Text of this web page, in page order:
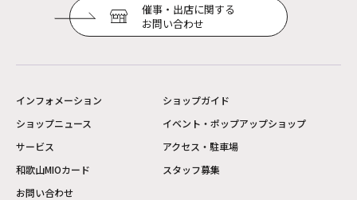
催事・出店に関する
お問い合わせ
インフォメーション
ショップガイド
ショップニュース
イベント・ポップアップショップ
サービス
アクセス・駐車場
和歌山MIOカード
スタッフ募集
お問い合わせ